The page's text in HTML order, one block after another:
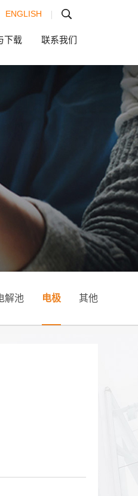
ENGLISH
下载 联系我们
解池 电极 其他